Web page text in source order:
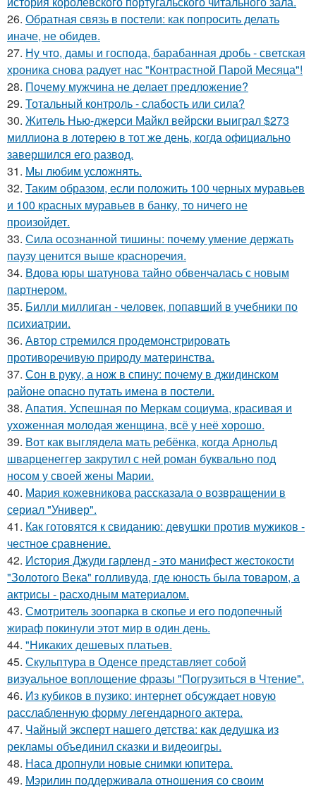
26. Обратная связь в постели: как попросить делать
иначе, не обидев.
27. Ну что, дамы и господа, барабанная дробь - светская
хроника снова радует нас "Контрастной Парой Месяца"!
28. Почему мужчина не делает предложение?
29. Тотальный контроль - слабость или сила?
30. Житель Нью-джерси Майкл вейрски выиграл $273
миллиона в лотерею в тот же день, когда официально
завершился его развод.
31. Мы любим усложнять.
32. Таким образом, если положить 100 черных муравьев
и 100 красных муравьев в банку, то ничего не
произойдет.
33. Сила осознанной тишины: почему умение держать
паузу ценится выше красноречия.
34. Вдова юры шатунова тайно обвенчалась с новым
партнером.
35. Билли миллиган - чeловек, попавший в учебники по
психиатрии.
36. Автор стремился продемонстрировать
противоречивую природу материнства.
37. Сон в руку, а нож в спину: почему в джидинском
районе опасно путать имена в постели.
38. Апатия. Успешная по Меркам социума, красивая и
ухоженная молодая женщина, всё у неё хорошо.
39. Вот как выглядела мать ребёнка, когда Арнольд
шварценеггер закрутил с ней роман буквально под
носом у своей жены Марии.
40. Мария кожевникова рассказала о возвращении в
сериал "Универ".
41. Как готовятся к свиданию: девушки против мужиков -
честное сравнение.
42. История Джуди гарленд - это манифест жестокости
"Золотого Века" голливуда, где юность была товаром, а
актрисы - расходным материалом.
43. Смотритель зоопарка в скопье и его подопечный
жираф покинули этот мир в один день.
44. "Никаких дешевых платьев.
45. Скульптура в Оденсе представляет собой
визуальное воплощение фразы "Погрузиться в Чтение".
46. Из кубиков в пузико: интернет обсуждает новую
расслабленную форму легендарного актера.
47. Чайный эксперт нашего детства: как дедушка из
рекламы объединил сказки и видеоигры.
48. Наса дропнули новые снимки юпитера.
49. Мэрилин поддерживала отношения со своим